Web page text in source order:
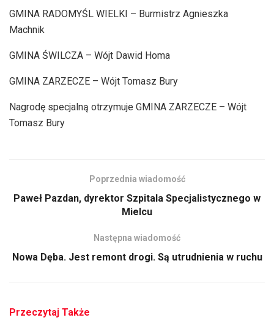
GMINA RADOMYŚL WIELKI – Burmistrz Agnieszka
Machnik
GMINA ŚWILCZA – Wójt Dawid Homa
GMINA ZARZECZE – Wójt Tomasz Bury
Nagrodę specjalną otrzymuje GMINA ZARZECZE – Wójt
Tomasz Bury
Poprzednia wiadomość
Paweł Pazdan, dyrektor Szpitala Specjalistycznego w
Mielcu
Następna wiadomość
Nowa Dęba. Jest remont drogi. Są utrudnienia w ruchu
Przeczytaj Także